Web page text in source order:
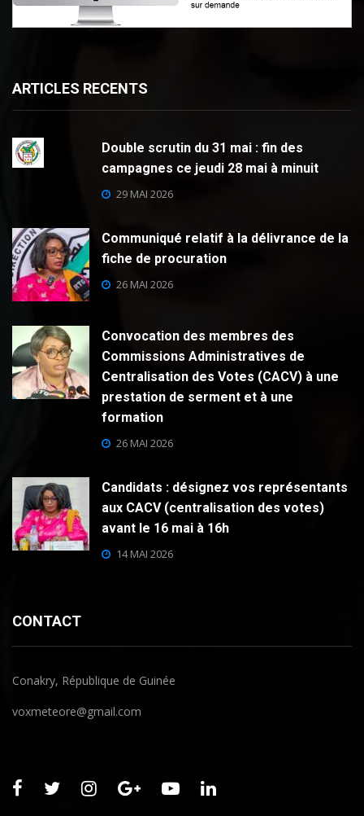
ARTICLES RECENTS
Double scrutin du 31 mai : fin des
campagnes ce jeudi 28 mai à minuit
29 MAI 2026
Communiqué relatif à la délivrance de la
fiche de procuration
26 MAI 2026
Convocation des membres des
Commissions Administratives de
Centralisation des Votes (CACV) à une
prestation de serment et à une
formation
26 MAI 2026
Candidats : désignez vos représentants
aux CACV (centralisation des votes)
avant le 16 mai à 16h
14 MAI 2026
CONTACT
Conakry, République de Guinée
voxmeteore@gmail.com